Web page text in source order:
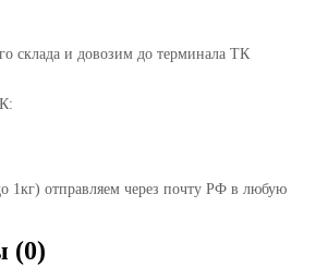
склада и довозим до терминала ТК
1кг) отправляем через почту РФ в любую
(0)